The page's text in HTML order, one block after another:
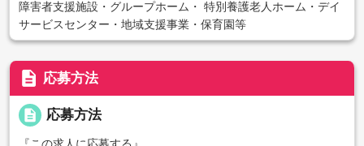
障害者支援施設・グループホーム・ 特別養護老人ホーム・デイ
サービスセンター・地域支援事業・保育園等
description 応募方法
description 応募方法
『この求人に応募する』